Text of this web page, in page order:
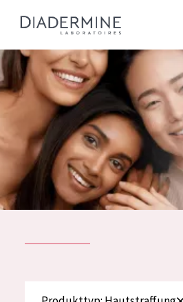
PRODUKTTYP
ALLE PRODUKTE
Alle produkte
Startseite
inhaltsstoffe
Über uns
Inspiration